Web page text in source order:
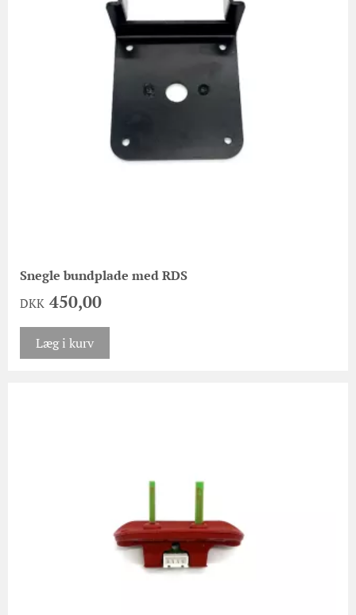
Snegle bundplade med RDS
DKK 450,00
Læg i kurv